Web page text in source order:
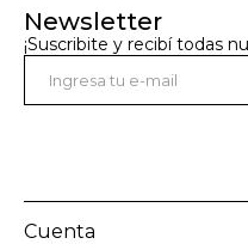
Newsletter
¡Suscribite y recibí todas
Cuenta